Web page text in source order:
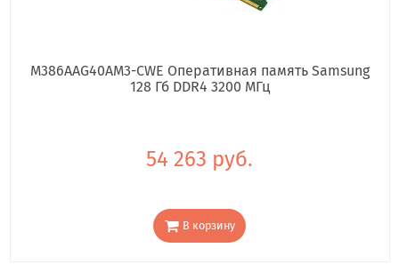
M386AAG40AM3-CWE Оперативная память Samsung
128 Гб DDR4 3200 МГц
54 263 руб.
В корзину